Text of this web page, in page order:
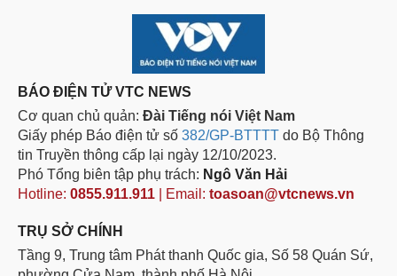
BÁO ĐIỆN TỬ VTC NEWS
Cơ quan chủ quản: Đài Tiếng nói Việt Nam
Giấy phép Báo điện tử số 382/GP-BTTTT do Bộ Thông
tin Truyền thông cấp lại ngày 12/10/2023.
Phó Tổng biên tập phụ trách: Ngô Văn Hải
Hotline: 0855.911.911 | Email: toasoan@vtcnews.vn
TRỤ SỞ CHÍNH
Tầng 9, Trung tâm Phát thanh Quốc gia, Số 58 Quán Sứ,